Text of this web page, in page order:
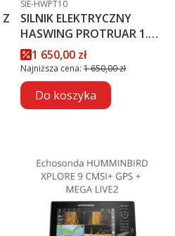
SIE-HWPT10
SILNIK ELEKTRYCZNY
HASWING PROTRUAR 1.0 -
12VCena promocyjna
1 650,00 zł
Najniższa cena: 1 650,00 zł
Do koszyka